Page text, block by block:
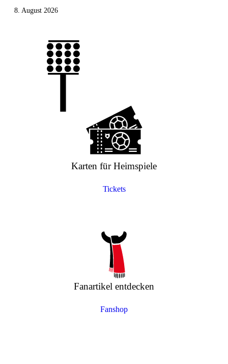
8. August 2026
Karten für Heimspiele
Tickets
Fanartikel entdecken
Fanshop